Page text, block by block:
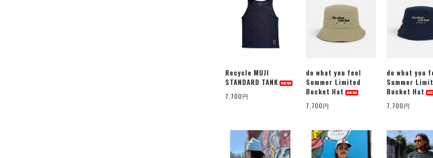
Recycle MUJI
STANDARD TANK
7,700円
do what you feel
Summer Limited
Bucket Hat
7,700円
do what you
Summer
Bucket Hat
7,700円